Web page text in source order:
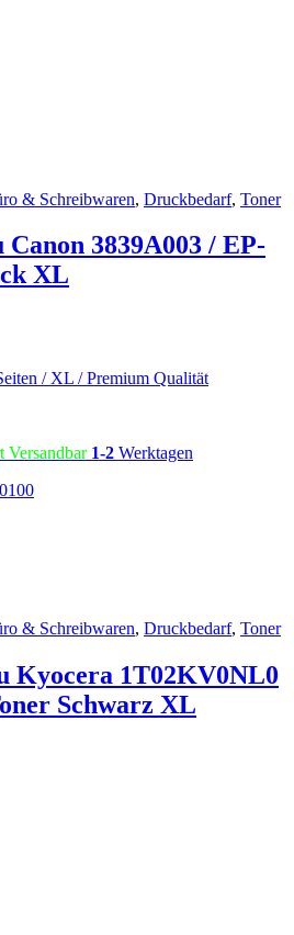
& Schreibwaren, Druckbedarf, Toner
3839A003 / EP-
XL
/ XL / Premium Qualität
Versandbar 1-2 Werktagen
& Schreibwaren, Druckbedarf, Toner
Kyocera 1T02KV0NL0
Schwarz XL